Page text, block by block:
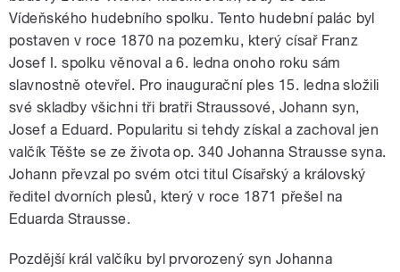
Vídeňského hudebního spolku. Tento hudební palác byl
postaven v roce 1870 na pozemku, který císař Franz
Josef I. spolku věnoval a 6. ledna onoho roku sám
slavnostně otevřel. Pro inaugurační ples 15. ledna složili
své skladby všichni tři bratři Straussové, Johann syn,
Josef a Eduard. Popularitu si tehdy získal a zachoval jen
valčík Těšte se ze života op. 340 Johanna Strausse syna.
Johann převzal po svém otci titul Císařský a královský
ředitel dvorních plesů, který v roce 1871 přešel na
Eduarda Strausse.
Pozdější král valčíku byl prvorozený syn Johanna